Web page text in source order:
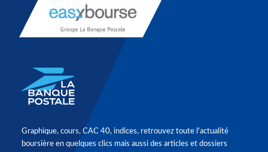
Graphique, cours, CAC 40, indices, retrouvez toute l'actualité
boursière en quelques clics mais aussi des articles et dossiers